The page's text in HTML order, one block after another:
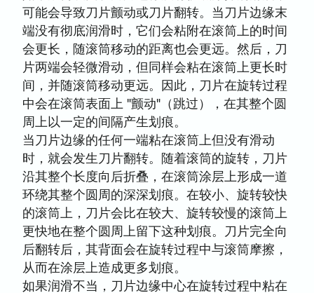
可能会导致刀片颤动或刀片翻转。当刀片边缘末
端没有彻底润滑时，它们会粘附在滚筒上的时间
会更长，随滚筒移动的距离也会更远。然后，刀
片两端会轻微滑动，但同样会粘在滚筒上更长时
间，并随滚筒移动更远。因此，刀片在旋转过程
中会在滚筒表面上 "颤动"（跳过），在其整个圆
周上以一定的间隔产生划痕。
当刀片边缘的任何一端粘在滚筒上但没有滑动
时，就会发生刀片翻转。随着滚筒的旋转，刀片
沿其整个长度向后折叠，在滚筒涂层上形成一道
环绕其整个圆周的深深划痕。在较小、旋转较快
的滚筒上，刀片会比在较大、旋转较慢的滚筒上
更快地在整个圆周上留下这种划痕。刀片完全向
后翻转后，其背面会在旋转过程中与滚筒摩擦，
从而在涂层上造成更多划痕。
如果润滑不当，刀片边缘中心在旋转过程中粘在